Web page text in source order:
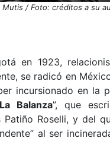
Mutis / Foto: créditos a su
en 1923,
se radicó en
incursionado en la
Balanza”, que
Patiño Roselli, y del
al ser